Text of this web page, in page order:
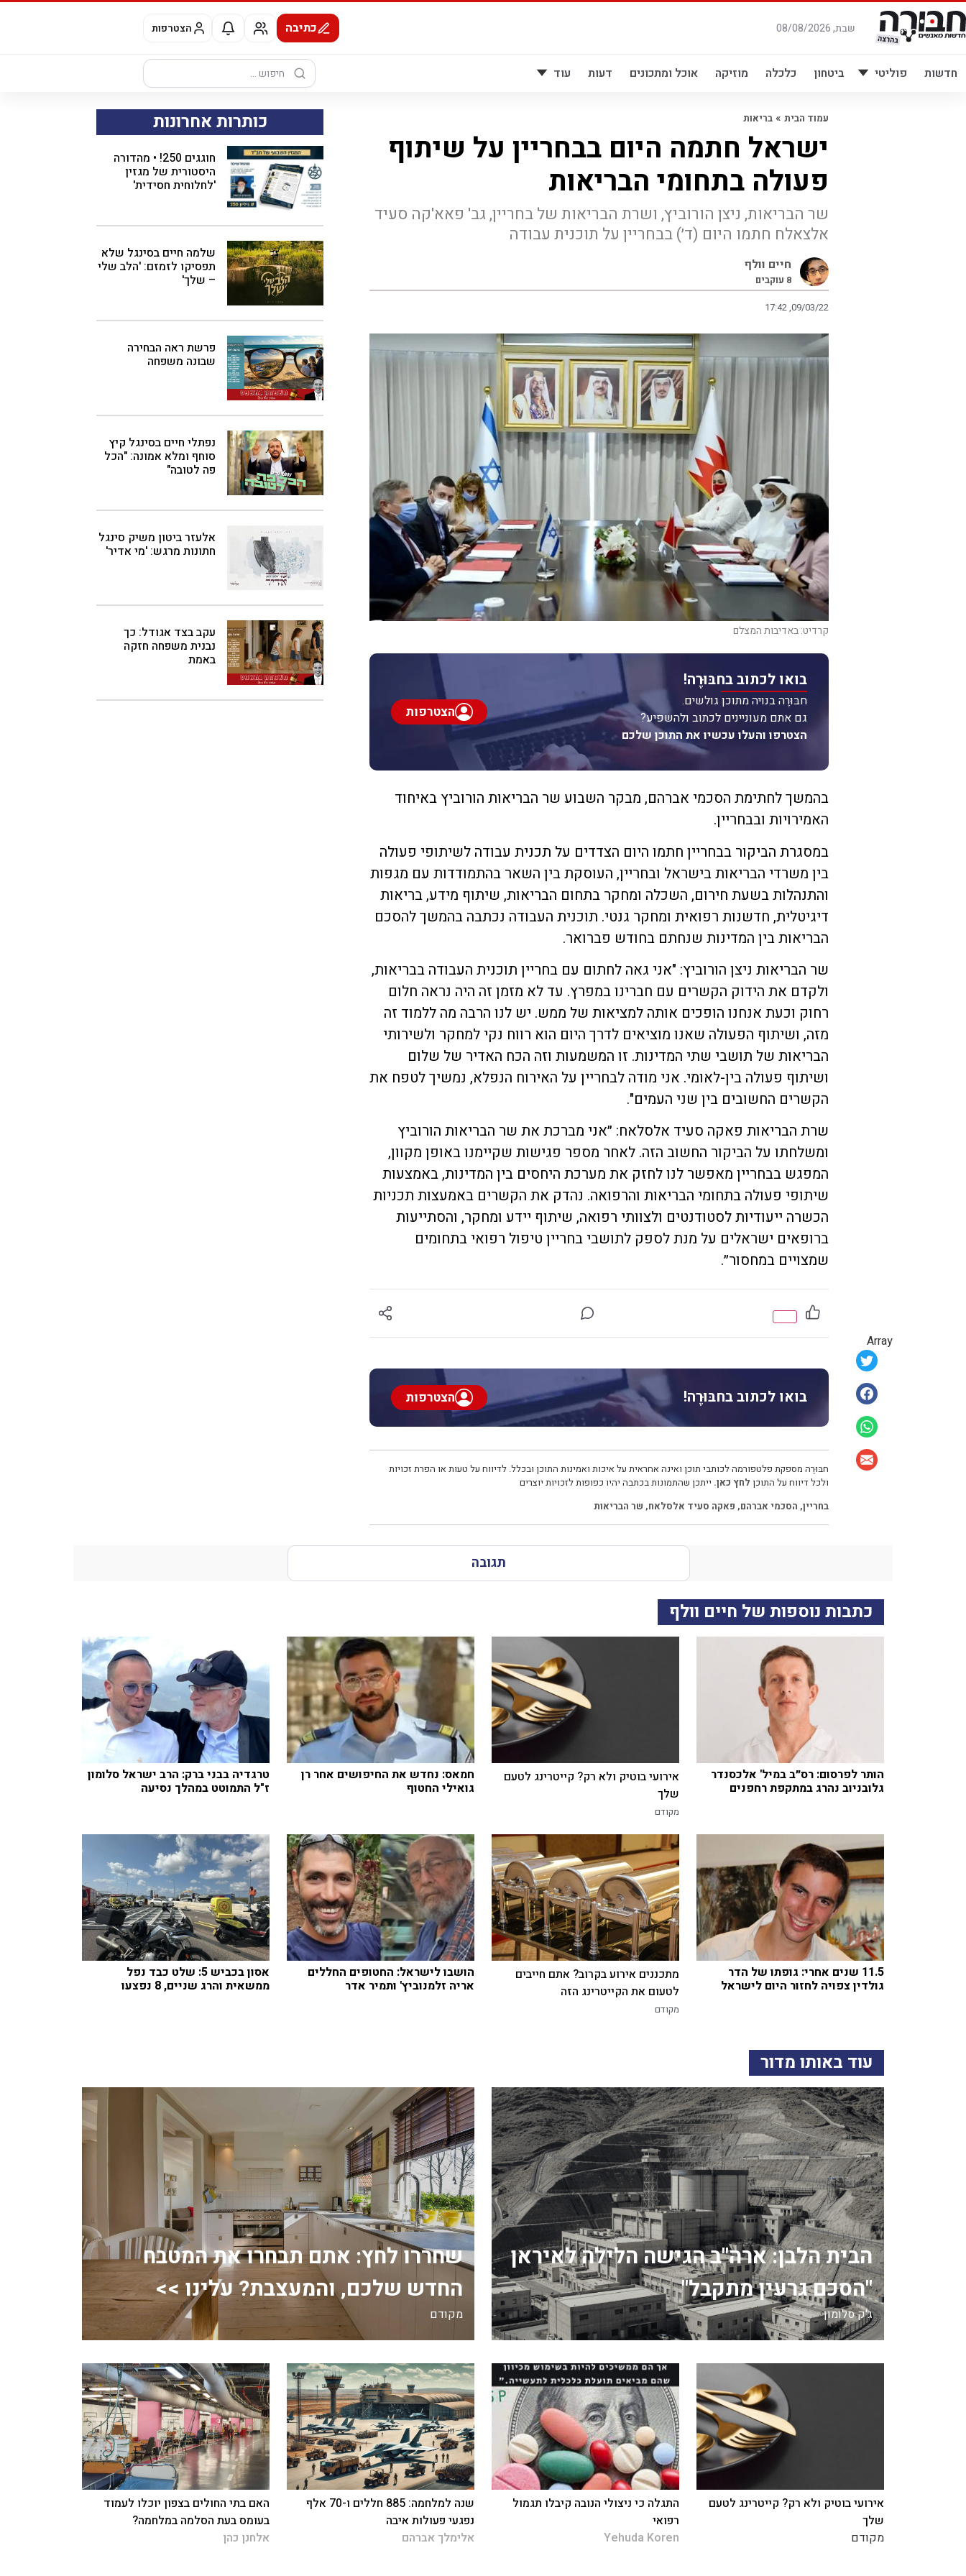
דלג
לתוכן
שבת, 08/08/2026 כתיבה הצטרפות
חדשות פוליטי ביטחון כלכלה מוזיקה אוכל ומתכונים דעות עוד
חיפוש:
Array
עמוד הבית » בריאות
ישראל חתמה היום בבחריין על שיתוף
פעולה בתחומי הבריאות
שר הבריאות, ניצן הורוביץ, ושרת הבריאות של בחריין, גב' פאא'קה סעיד
אלצאלח חתמו היום (ד׳) בבחריין על תוכנית עבודה
חיים וולף
8 עוקבים
17:42 ,09/03/22
קרדיט: באדיבות המצלם
בואו לכתוב בחבּוּרֶה!
חבּוּרֶה בנויה מתוכן גולשים.
גם אתם מעוניינים לכתוב ולהשפיע?
הצטרפו והעלו עכשיו את התוכן שלכם
הצטרפות
בהמשך לחתימת הסכמי אברהם, מבקר השבוע שר הבריאות הורוביץ באיחוד
האמירויות ובבחריין.
במסגרת הביקור בבחריין חתמו היום הצדדים על תכנית עבודה לשיתופי פעולה
בין משרדי הבריאות בישראל ובחריין, העוסקת בין השאר בהתמודדות עם מגפות
והתנהלות בשעת חירום, השכלה ומחקר בתחום הבריאות, שיתוף מידע, בריאות
דיגיטלית, חדשנות רפואית ומחקר גנטי. תוכנית העבודה נכתבה בהמשך להסכם
הבריאות בין המדינות שנחתם בחודש פברואר.
שר הבריאות ניצן הורוביץ: "אני גאה לחתום עם בחריין תוכנית העבודה בבריאות,
ולקדם את הידוק הקשרים עם חברינו במפרץ. עד לא מזמן זה היה נראה חלום
רחוק וכעת אנחנו הופכים אותה למציאות של ממש. יש לנו הרבה מה ללמוד זה
מזה, ושיתוף הפעולה שאנו מוציאים לדרך היום הוא רווח נקי למחקר ולשירותי
הבריאות של תושבי שתי המדינות. זו המשמעות וזה הכח האדיר של שלום
ושיתוף פעולה בין-לאומי. אני מודה לבחריין על האירוח הנפלא, נמשיך לטפח את
הקשרים החשובים בין שני העמים".
שרת הבריאות פאקה סעיד אלסלאח: ״אני מברכת את שר הבריאות הורוביץ
ומשלחתו על הביקור החשוב הזה. לאחר מספר פגישות שקיימנו באופן מקוון,
המפגש בבחריין מאפשר לנו לחזק את מערכת היחסים בין המדינות, באמצעות
שיתופי פעולה בתחומי הבריאות והרפואה. נהדק את הקשרים באמעצות תכניות
הכשרה ייעודיות לסטודנטים ולצוותי רפואה, שיתוף יידע ומחקר, והסתייעות
ברופאים ישראלים על מנת לספק לתושבי בחריין טיפול רפואי בתחומים
שמצויים במחסור״.
בואו לכתוב בחבּוּרֶה! הצטרפות
חבּוּרֶה מספקת פלטפורמה לכותבי תוכן ואינה אחראית על איכות ואמינות התוכן ובכלל. לדיווח על טעות או הפרת זכויות
ולכל דיווח על התוכן לחץ כאן. ייתכן שהתמונות בכתבה יהיו כפופות לזכויות יוצרים
בחריין, הסכמי אברהם, פאקה סעיד אלסלאח, שר הבריאות
כותרות אחרונות
חוגגים 250! • מהדורה
היסטורית של מגזין
'לחלוחית חסידית'
שלמה חיים בסינגל שלא
תפסיקו לזמזם: 'הלב שלי
– שלך'
פרשת ראה הבחירה
שבונה משפחה
נפתלי חיים בסינגל קיץ
סוחף ומלא אמונה: "הכל
פה לטובה"
אלעזר ביטון משיק סינגל
חתונות מרגש: 'מי אדיר'
עקב בצד אגודל: כך
נבנית משפחה חזקה
באמת
תגובה
כתבות נוספות של חיים וולף
הותר לפרסום: רס״ב במיל' אלכסנדר
גלובניוב נהרג במתקפת רחפנים
אירועי בוטיק ולא רק? קייטרינג לטעם
שלך
מקודם
חמאס: נחדש את החיפושים אחר רן
גואילי החטוף
טרגדיה בבני ברק: הרב ישראל סלומון
ז"ל התמוטט במהלך נסיעה
11.5 שנים אחרי: גופתו של הדר
גולדין צפויה לחזור היום לישראל
מתכננים אירוע בקרוב? אתם חייבים
לטעום את הקייטרינג הזה
מקודם
הושבו לישראל: החטופים החללים
אריה זלמנוביץ' ותמיר אדר
אסון בכביש 5: שלט כבד נפל
ממשאית והרג שניים, 8 נפצעו
עוד באותו מדור
הבית הלבן: ארה"ב הגישה הלילה לאיראן
"הסכם גרעין מתקבל"
ג'ק סלומון
שחררו לחץ: אתם תבחרו את המטבח
החדש שלכם, והמעצבת? עלינו >>
מקודם
אירועי בוטיק ולא רק? קייטרינג לטעם
שלך
מקודם
התגלה כי ניצולי הנובה קיבלו תגמול
רפואי
Yehuda Koren
שנה למלחמה: 885 חללים ו-70 אלף
נפגעי פעולות איבה
אלימלך אברהם
האם בתי החולים בצפון יוכלו לעמוד
בעומס בעת הסלמה במלחמה?
אלחנן כהן